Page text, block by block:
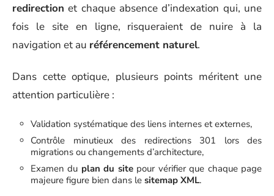
redirection et chaque absence d’indexation qui, une
fois le site en ligne, risqueraient de nuire à la
navigation et au référencement naturel.
Dans cette optique, plusieurs points méritent une
attention particulière :
Validation systématique des liens internes et externes,
Contrôle minutieux des redirections 301 lors des
migrations ou changements d’architecture,
Examen du plan du sitepour vérifier que chaque page
majeure figure bien dans le sitemap XML.